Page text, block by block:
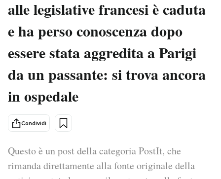
Politica
Tecnologia
Scienza
Cultura
Sport
Consumismi
Storie/Idee
Media
Europa
PODCAST
alle legislative francesi è caduta
e ha perso conoscenza dopo
essere stata aggredita a Parigi
da un passante: si trova ancora
in ospedale
Condividi
Questo è un post della categoria PostIt, che
rimanda direttamente alla fonte originale della